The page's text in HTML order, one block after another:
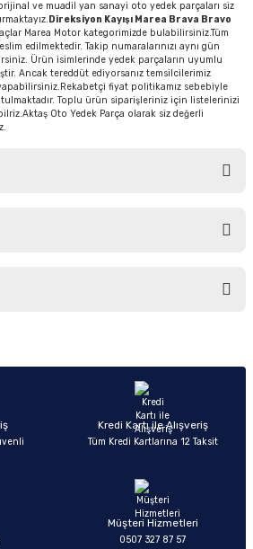
ve muadil yan sanayi oto yedek parçaları siz
Direksiyon Kayışı Marea Brava Bravo
Marea Motor kategorimizde bulabilirsiniz.Tüm
edilmektedir. Takip numaralarınızı aynı gün
Ürün isimlerinde yedek parçaların uyumlu
Ancak tereddüt ediyorsanız temsilcilerimiz
fiyat politikamız sebebiyle
Toplu ürün siparişleriniz için listelerinizi
Oto Yedek Parça olarak siz değerli
Kredi Kartı ile Alışveriş
Tüm Kredi Kartlarına 12 Taksit
Müşteri Hizmetleri
0507 327 87 57